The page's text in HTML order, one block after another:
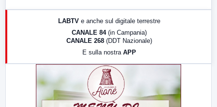
17:00 LabNews (replica)
LABTV e anche sul digitale terrestre
CANALE 84 (in Campania)
CANALE 268 (DDT Nazionale)
E sulla nostra APP